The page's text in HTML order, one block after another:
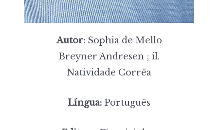
Autor:Sophia de Mello
Breyner Andresen ; il.
Natividade Corrêa
Língua: Português